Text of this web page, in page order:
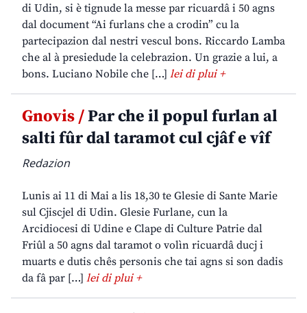
di Udin, si è tignude la messe par ricuardâ i 50 agns
dal document “Ai furlans che a crodin” cu la
partecipazion dal nestri vescul bons. Riccardo Lamba
che al à presiedude la celebrazion. Un grazie a lui, a
bons. Luciano Nobile che […] lei di plui +
Gnovis /Par che il popul furlan al
salti fûr dal taramot cul cjâf e vîf
Redazion
Lunis ai 11 di Mai a lis 18,30 te Glesie di Sante Marie
sul Cjiscjel di Udin. Glesie Furlane, cun la
Arcidiocesi di Udine e Clape di Culture Patrie dal
Friûl a 50 agns dal taramot o volìn ricuardâ ducj i
muarts e dutis chês personis che tai agns si son dadis
da fâ par […] lei di plui +